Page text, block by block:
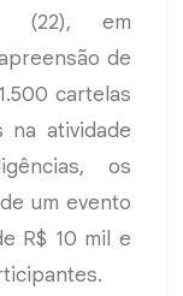
(22), em
de
cartelas
na atividade
os
um evento
R$ 10 mil e